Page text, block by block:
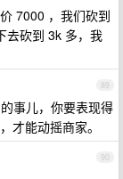
7000 ，我们砍到
去砍到 3k 多，我
89
事儿，你要表现得
才能动摇商家。
90